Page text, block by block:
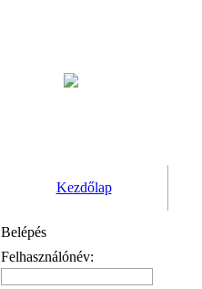
Kezdőlap
Belépés
Felhasználónév: